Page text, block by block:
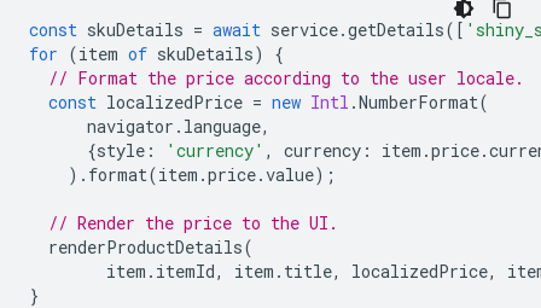
const skuDetails = await service.getDetails([
for (item of skuDetails)
{
// Format the price according to the user locale.
const localizedPrice = new Intl .NumberFormat(
navigator . language,
{style : 'currency' , currency : item .price.
). format(item .price.value);
// Render the price to the UI.
renderProductDetails(
item . itemId, item . title, localizedPrice,
}